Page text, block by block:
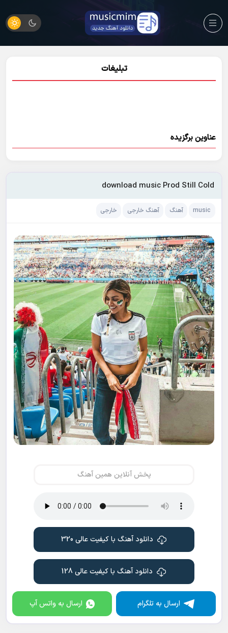
تبلیغات
عناوین برگزیده
download music Prod Still Cold
music آهنگ آهنگ خارجی خارجی
پخش آنلاین همین آهنگ
دانلود آهنگ با کیفیت عالی 320
دانلود آهنگ با کیفیت عالی 128
ارسال به تلگرام ارسال به واتس آپ